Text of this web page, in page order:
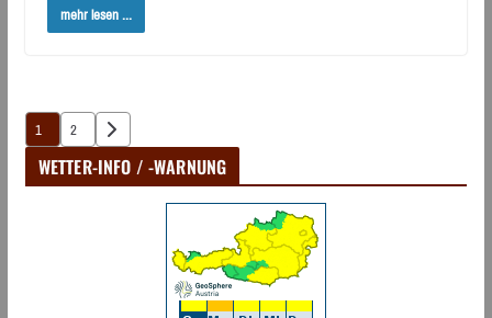
mehr lesen ...
Seitennummerierung
der
1 2
WETTER-INFO / -WARNUNG